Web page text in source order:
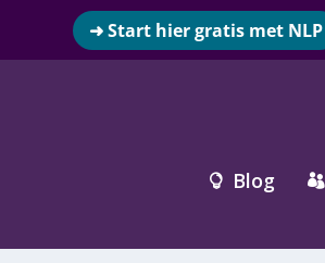
➜ Start hier gratis met NLP
 Blog 